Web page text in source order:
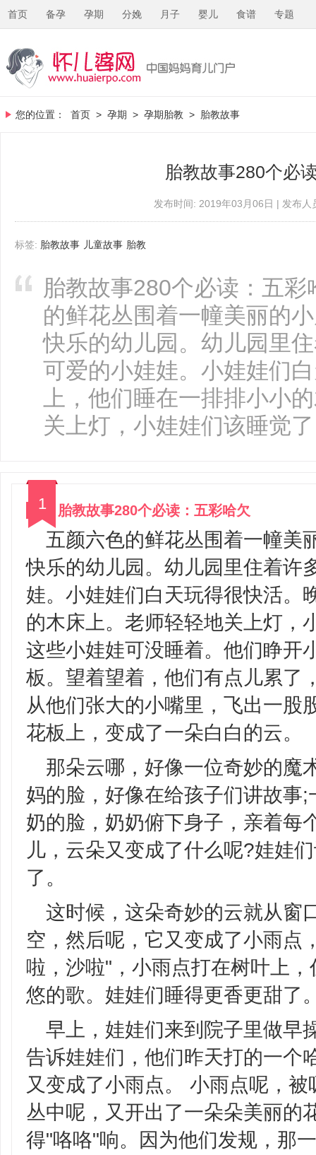
首页 备孕 孕期 分娩 月子 婴儿 食谱 专题
您的位置： 首页 > 孕期 > 孕期胎教 > 胎教故事
胎教故事280个必
发布时间: 2019年03月06日 | 发布
标签: 胎教故事 儿童故事 胎教
胎教故事280个必读：五
的鲜花丛围着一幢美丽的
快乐的幼儿园。幼儿园里
可爱的小娃娃。小娃娃们
上，他们睡在一排排小小
关上灯，小娃娃们该睡觉
1 胎教故事280个必读：五彩哈欠
五颜六色的鲜花丛围着一幢美
快乐的幼儿园。幼儿园里住着许
娃。小娃娃们白天玩得很快活。
的木床上。老师轻轻地关上灯，
这些小娃娃可没睡着。他们睁开
板。望着望着，他们有点儿累了
从他们张大的小嘴里，飞出一股
花板上，变成了一朵白白的云。
那朵云哪，好像一位奇妙的魔
妈的脸，好像在给孩子们讲故事
奶的脸，奶奶俯下身子，亲着每
儿，云朵又变成了什么呢?娃娃
了。
这时候，这朵奇妙的云就从窗
空，然后呢，它又变成了小雨点
啦，沙啦"，小雨点打在树叶上
悠的歌。娃娃们睡得更香更甜了
早上，娃娃们来到院子里做早
告诉娃娃们，他们昨天打的一个
又变成了小雨点。 小雨点呢，
丛中呢，又开出了一朵朵美丽的
得"咯咯"响。因为他们发规，那